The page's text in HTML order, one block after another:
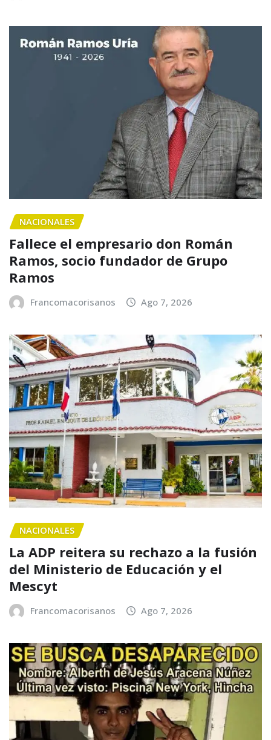
NACIONALES
Fallece el empresario don Román
Ramos, socio fundador de Grupo
Ramos
Francomacorisanos Ago 7, 2026
NACIONALES
La ADP reitera su rechazo a la fusión
del Ministerio de Educación y el
Mescyt
Francomacorisanos Ago 7, 2026